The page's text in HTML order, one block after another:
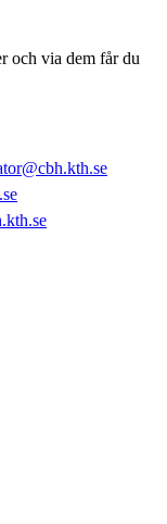
och via dem får du